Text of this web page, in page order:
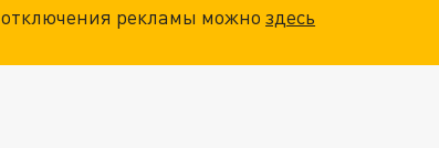
ДЛЯ МАЛЫШЕЙ НЕ ЗАКОНЧИЛИСЬ
отключения рекламы можноздесь